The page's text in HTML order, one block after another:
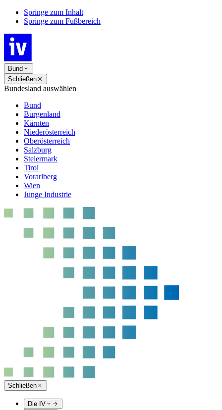
Springe zum Inhalt
Springe zum Fußbereich
Bund
Schließen
Bundesland auswählen
Bund
Burgenland
Kärnten
Niederösterreich
Oberösterreich
Salzburg
Steiermark
Tirol
Vorarlberg
Wien
Junge Industrie
Schließen
Die IV